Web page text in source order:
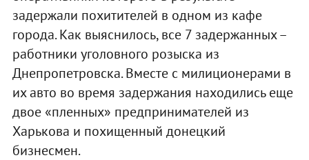
задержали похитителей в одном из кафе
города. Как выяснилось, все 7 задержанных –
работники уголовного розыска из
Днепропетровска. Вместе с милиционерами в
их авто во время задержания находились еще
двое «пленных» предпринимателей из
Харькова и похищенный донецкий
бизнесмен.